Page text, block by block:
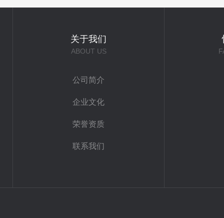
关于我们
ABOUT US
公司简介
企业文化
荣誉资质
联系我们